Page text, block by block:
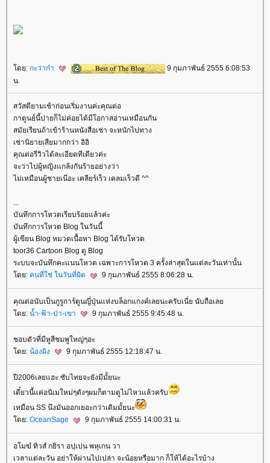
ดย: กะว่าก๋า
9 กุมภาพันธ์ 2555 6:08:53
น.
สวัสดียามเช้าก่อนเริ่มงานค่ะคุณต่อ
กาตูนย์นี้ปายก็ไม่ค่อยได้มีโอกาสอ่านเหมือนกัน
สมัยเรียนถ้าเข้าร้านหนังสือเช่า จะหนักไปทาง
เช่านิยายเสียมากกว่า อิอิ
คุณต่อรีวิวได้ละเอียดทีเดียวค่ะ
จะว่าไปผู้หญิงแกล้งกันร้ายอย่างว่า
ไม่เหมือนผู้ชายเน๊อะ เคลียร์เร็ว เคลมเร็วดี ^^
...
บันทึกการโหวตเรียบร้อยแล้วค่ะ
บันทึกการโหวต Blog ในวันนี้
ผู้เขียน Blog หมวดเนื้อหา Blog ได้รับโหวต
toor36 Cartoon Blog ดู Blog
ระบบจะบันทึกคะแนนโหวต เฉพาะการโหวต 3 ครั้งล่าสุดในแต่ละวันเท่านั้น
ดย: คนที่ใช่ ในวันที่ผิด 9 กุมภาพันธ์ 2555 8:06:28 น.
คุณต่อนับเป็นกูรูการ์ตูนญี่ปุ่นแห่งบล็อกแกงค์เลยนะครับเนี่ย นับถือเล
ดย: น้ำ-ฟ้า-ป่า-เขา 9 กุมภาพันธ์ 2555 9:45:48 น.
ชอบตัวที่มีหูสีชมพูใหญ่ๆอะ
ดย: น้องผิง 9 กุมภาพันธ์ 2555 12:18:47 น.
ปี2006เลยแฮะ ซับไทยจะยังมีมั้ยนะ
เดี๋ยวนี้แค่อนิเมใหม่ๆดังๆผมก็ตามดูไม่ไหวแล้วครับ
เหมือน SS นึงมันออกเยอะกว่าเดิมมั้ยนะ
ดย: OceanSage 9 กุมภาพันธ์ 2555 14:00:31 น.
อโมฆํ ทิวสํ กยิรา อปฺเปน พหุเกน วา
เวลาแต่ละวัน อย่าให้ผ่านไปเปล่า จะน้อยหรือมาก ก็ให้ได้อะไรบ้าง